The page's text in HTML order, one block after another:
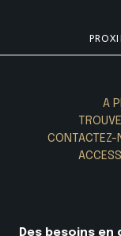
A
CONTACTEZ-
Des besoins en